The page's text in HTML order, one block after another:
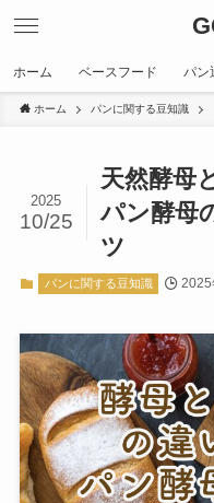
ホーム ベースフード パン
ホーム パンに関する豆知識
天然酵母
パン酵母
ツ
2025
10/25
パンに関する豆知識 2025